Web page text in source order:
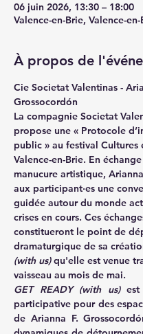
06 juin 2026, 13:30 – 18:00
Valence-en-Brie, Valence-
À propos de
Cie Societat Valentinas -
Grossocordón
La compagnie Societat
propose une « Protocole
public » au festival Cultures
Valence-en-Brie. En échange
manucure artistique,
aux participant·es une
guidée autour du monde
crises en cours. Ces
constitueront le point de
dramaturgique de sa
(with us) qu'elle est venue
vaisseau au mois de mai.
GET READY (with us) est
participative pour des
de Arianna F.